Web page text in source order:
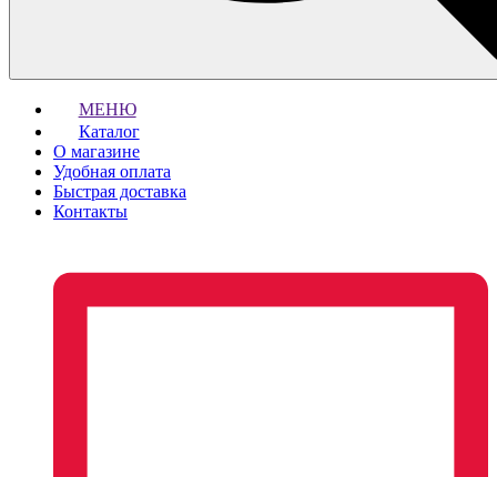
МЕНЮ
Каталог
О магазине
Удобная оплата
Быстрая доставка
Контакты